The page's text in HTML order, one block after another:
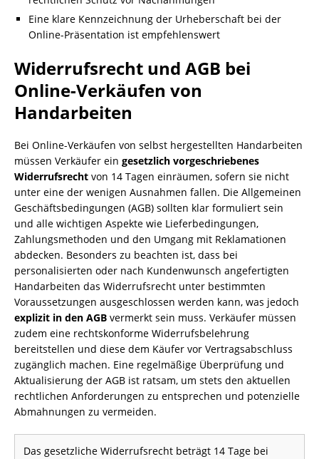
Eine klare Kennzeichnung der Urheberschaft bei der
Online-Präsentation ist empfehlenswert
Widerrufsrecht und AGB bei
Online-Verkäufen von
Handarbeiten
Bei Online-Verkäufen von selbst hergestellten Handarbeiten
müssen Verkäufer ein gesetzlich vorgeschriebenes
Widerrufsrecht von 14 Tagen einräumen, sofern sie nicht
unter eine der wenigen Ausnahmen fallen. Die Allgemeinen
Geschäftsbedingungen (AGB) sollten klar formuliert sein
und alle wichtigen Aspekte wie Lieferbedingungen,
Zahlungsmethoden und den Umgang mit Reklamationen
abdecken. Besonders zu beachten ist, dass bei
personalisierten oder nach Kundenwunsch angefertigten
Handarbeiten das Widerrufsrecht unter bestimmten
Voraussetzungen ausgeschlossen werden kann, was jedoch
explizit in den AGB vermerkt sein muss. Verkäufer müssen
zudem eine rechtskonforme Widerrufsbelehrung
bereitstellen und diese dem Käufer vor Vertragsabschluss
zugänglich machen. Eine regelmäßige Überprüfung und
Aktualisierung der AGB ist ratsam, um stets den aktuellen
rechtlichen Anforderungen zu entsprechen und potenzielle
Abmahnungen zu vermeiden.
Das gesetzliche Widerrufsrecht beträgt 14 Tage bei